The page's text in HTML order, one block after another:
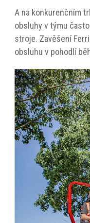
A na konkurenčním
obsluhy v týmu
stroje. Zavěšení
obsluhu v pohodlí